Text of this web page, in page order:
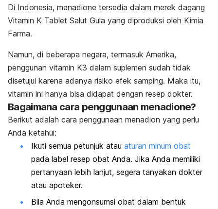
Di Indonesia, menadione tersedia dalam merek dagang
Vitamin K Tablet Salut Gula yang diproduksi oleh Kimia
Farma.
Namun, di beberapa negara, termasuk Amerika,
penggunan vitamin K3 dalam suplemen sudah tidak
disetujui karena adanya risiko efek samping. Maka itu,
vitamin ini hanya bisa didapat dengan resep dokter.
Bagaimana cara penggunaan menadione?
Berikut adalah cara penggunaan menadion yang perlu
Anda ketahui:
Ikuti semua petunjuk atau aturan minum obat
pada label resep obat Anda. Jika Anda memiliki
pertanyaan lebih lanjut, segera tanyakan dokter
atau apoteker.
Bila Anda mengonsumsi obat dalam bentuk